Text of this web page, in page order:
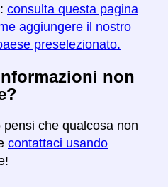
consulta questa pagina
aggiungere il nostro
preselezionato.
non
che qualcosa non
contattaci usando